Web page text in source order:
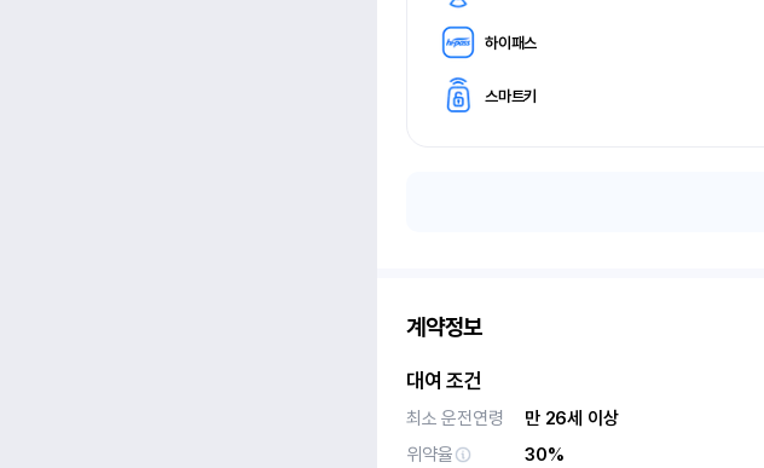
하이패스
스마트키
계약정보
대여 조건
최소 운전연령
만 26세 이상
위약율
30%